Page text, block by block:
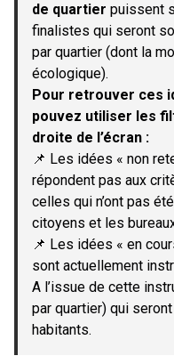
de quartier puissent
finalistes qui seront
par quartier (dont la
écologique).
Pour retrouver ces
pouvez utiliser les
droite de l’écran :
📌 Les idées « non
répondent pas aux
celles qui n’ont pas
citoyens et les
📌 Les idées « en
sont actuellement
A l’issue de cette
par quartier) qui
habitants.